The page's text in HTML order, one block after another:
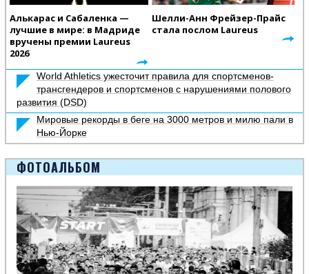
Алькарас и Сабаленка —
лучшие в мире: в Мадриде
вручены премии Laureus
2026
Шелли-Анн Фрейзер-Прайс
стала послом Laureus
World Athletics ужесточит правила для спортсменов-
трансгендеров и спортсменов с нарушениями полового
развития (DSD)
Мировые рекорды в беге на 3000 метров и милю пали в
Нью-Йорке
ФОТОАЛЬБОМ